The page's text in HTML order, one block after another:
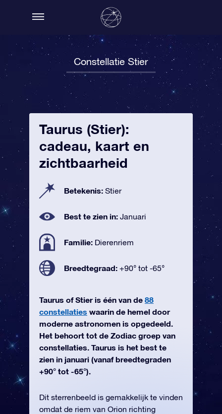
Constellatie Stier
Taurus (Stier):
cadeau, kaart en
zichtbaarheid
Betekenis: Stier
Best te zien in: Januari
Familie: Dierenriem
Breedtegraad: +90° tot -65°
Taurus of Stier is één van de 88
constellaties waarin de hemel door
moderne astronomen is opgedeeld.
Het behoort tot de Zodiac groep van
constellaties. Taurus is het best te
zien in januari (vanaf breedtegraden
+90° tot -65°).
Dit sterrenbeeld is gemakkelijk te vinden
omdat de riem van Orion richting